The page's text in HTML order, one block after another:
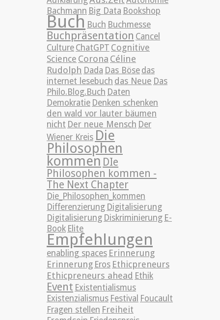
Bachmann Big Data Bookshop
Buch Buch Buchmesse
Buchpräsentation Cancel
Culture ChatGPT Cognitive
Science Corona Céline
Rudolph Dada Das Böse das
internet lesebuch das Neue Das
Philo.Blog.Buch Daten
Demokratie Denken schenken
den wald vor lauter bäumen
nicht Der neue Mensch Der
Wiener Kreis Die
Philosophen
kommen DIe
Philosophen kommen -
The Next Chapter
Die_Philosophen_kommen
Differenzierung Digitalisierung
Digitalisierung Diskriminierung E-
Book Elite
Empfehlungen
enabling spaces Erinnerung
Erinnerung Eros Ethicpreneurs
Ethicpreneurs ahead Ethik
Event Existentialismus
Existenzialismus Festival Foucault
Fragen stellen Freiheit